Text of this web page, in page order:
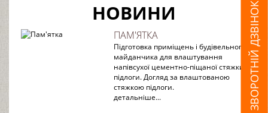
НОВИНИ
ПАМ'ЯТКА
Підготовка приміщень і будівельного
майданчика для влаштування
напівсухої цементно-піщаної стяжки
підлоги. Догляд за влаштованою
стяжкою підлоги.
детальніше...
ЗВОРОТНІЙ ДЗВІНОК